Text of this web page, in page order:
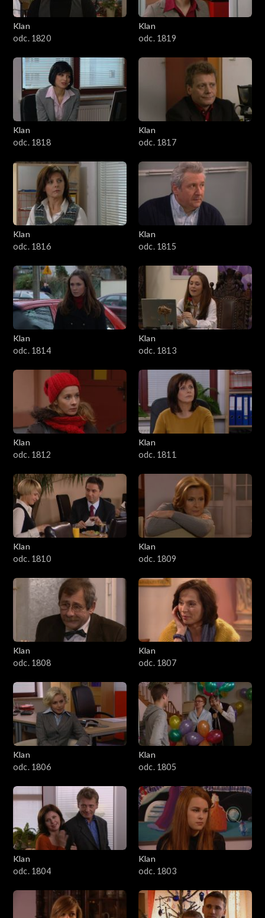
Klan
odc. 1820
Klan
odc. 1819
Klan
odc. 1818
Klan
odc. 1817
Klan
odc. 1816
Klan
odc. 1815
Klan
odc. 1814
Klan
odc. 1813
Klan
odc. 1812
Klan
odc. 1811
Klan
odc. 1810
Klan
odc. 1809
Klan
odc. 1808
Klan
odc. 1807
Klan
odc. 1806
Klan
odc. 1805
Klan
odc. 1804
Klan
odc. 1803